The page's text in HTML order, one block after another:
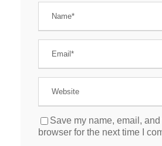
Save my name, email,
browser for the next time I